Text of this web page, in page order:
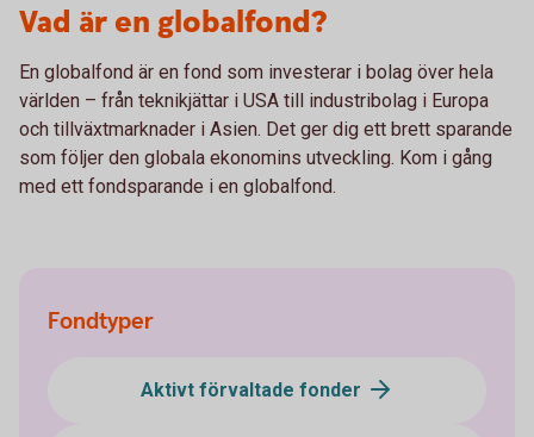
Vad är en globalfond?
En globalfond är en fond som investerar i bolag över hela
världen – från teknikjättar i USA till industribolag i Europa
och tillväxtmarknader i Asien. Det ger dig ett brett sparande
som följer den globala ekonomins utveckling. Kom i gång
med ett fondsparande i en globalfond.
Fondtyper
Aktivt förvaltade fonder